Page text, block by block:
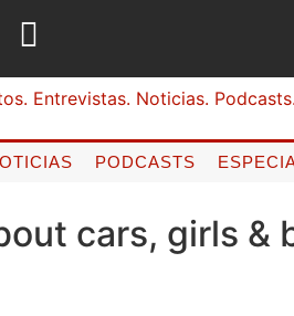
PODCASTS
cars, girls &